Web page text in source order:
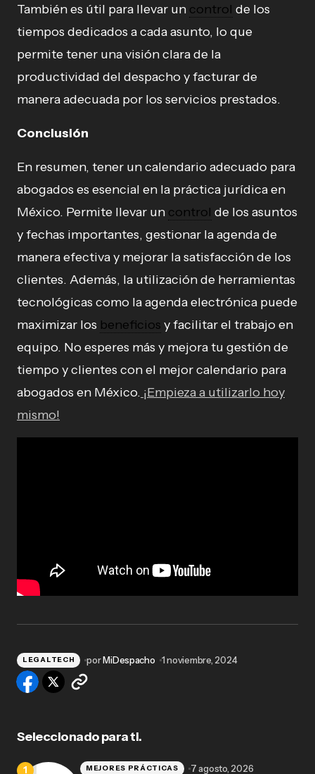
También es útil para llevar un control de los
tiempos dedicados a cada asunto, lo que
permite tener una visión clara de la
productividad del despacho y facturar de
manera adecuada por los servicios prestados.
Conclusión
En resumen, tener un calendario adecuado para
abogados es esencial en la práctica jurídica en
México. Permite llevar un control de los asuntos
y fechas importantes, gestionar la agenda de
manera efectiva y mejorar la satisfacción de los
clientes. Además, la utilización de herramientas
tecnológicas como la agenda electrónica puede
maximizar los beneficios y facilitar el trabajo en
equipo. No esperes más y mejora tu gestión de
tiempo y clientes con el mejor calendario para
abogados en México. ¡Empieza a utilizarlo hoy
mismo!
LEGALTECH porMiDespacho 1 noviembre, 2024
Seleccionado para ti.
MEJORES PRÁCTICAS 7 agosto, 2026